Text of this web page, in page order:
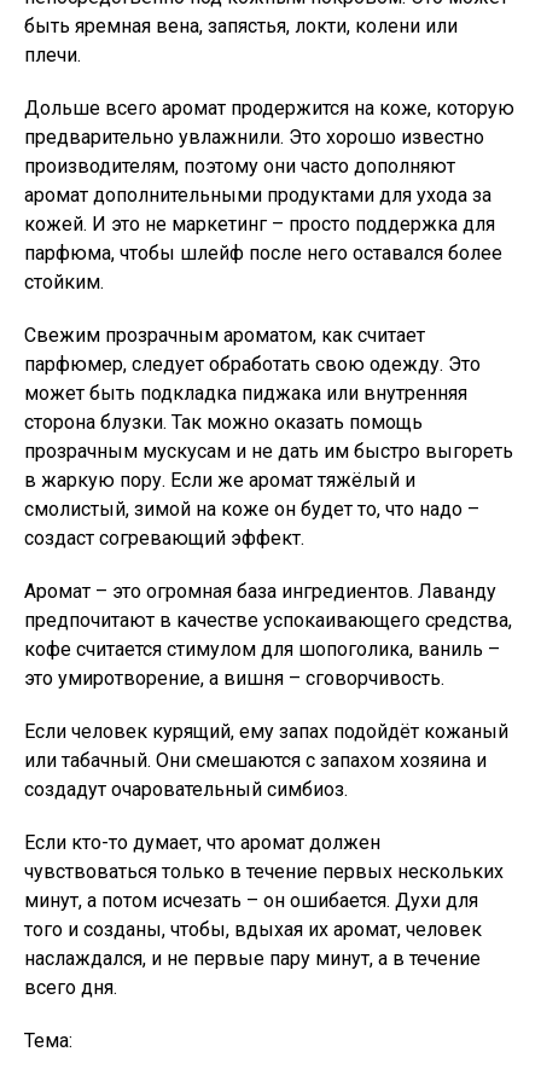
быть яремная вена, запястья, локти, колени или
плечи.
Дольше всего аромат продержится на коже, которую
предварительно увлажнили. Это хорошо известно
производителям, поэтому они часто дополняют
аромат дополнительными продуктами для ухода за
кожей. И это не маркетинг – просто поддержка для
парфюма, чтобы шлейф после него оставался более
стойким.
Свежим прозрачным ароматом, как считает
парфюмер, следует обработать свою одежду. Это
может быть подкладка пиджака или внутренняя
сторона блузки. Так можно оказать помощь
прозрачным мускусам и не дать им быстро выгореть
в жаркую пору. Если же аромат тяжёлый и
смолистый, зимой на коже он будет то, что надо –
создаст согревающий эффект.
Аромат – это огромная база ингредиентов. Лаванду
предпочитают в качестве успокаивающего средства,
кофе считается стимулом для шопоголика, ваниль –
это умиротворение, а вишня – сговорчивость.
Если человек курящий, ему запах подойдёт кожаный
или табачный. Они смешаются с запахом хозяина и
создадут очаровательный симбиоз.
Если кто-то думает, что аромат должен
чувствоваться только в течение первых нескольких
минут, а потом исчезать – он ошибается. Духи для
того и созданы, чтобы, вдыхая их аромат, человек
наслаждался, и не первые пару минут, а в течение
всего дня.
Тема: